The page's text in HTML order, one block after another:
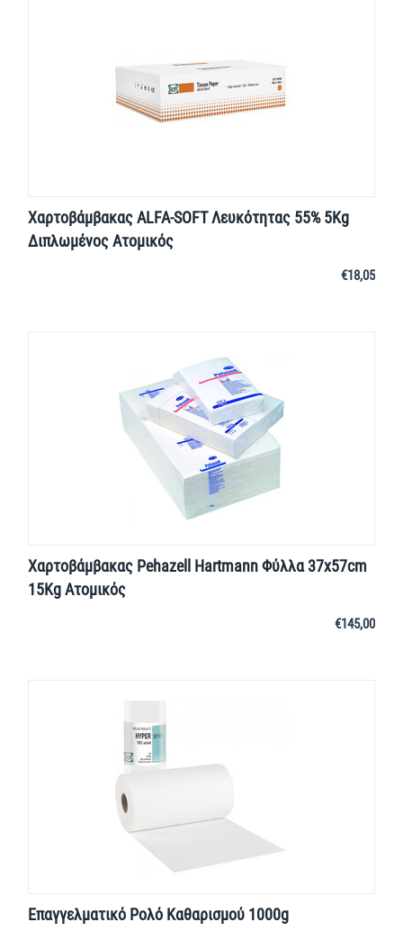
Χαρτοβάμβακας ALFA-SOFT Λευκότητας 55% 5Kg
Διπλωμένος Ατομικός
€18,05
Χαρτοβάμβακας Pehazell Hartmann Φύλλα 37x57cm
15Kg Ατομικός
€145,00
Επαγγελματικό Ρολό Καθαρισμού 1000g